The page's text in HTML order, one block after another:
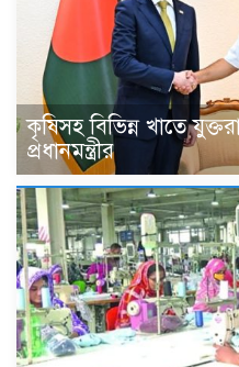
কৃষিসহ বিভিন্ন খাতে
প্রধানমন্ত্রীর